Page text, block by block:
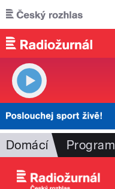
Přejít k hlavnímu obsahu
Domácí Program